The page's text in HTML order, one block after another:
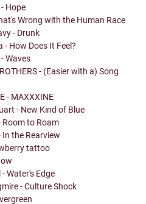
Hope
Wrong with the Human Race
- Drunk
- How Does It Feel?
Waves
- (Easier with a) Song
- MAXXXINE
- New Kind of Blue
Room to Roam
In the Rearview
tattoo
Water's Edge
- Culture Shock